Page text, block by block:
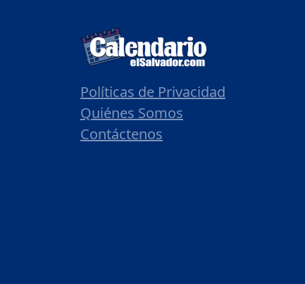
Políticas de Privacidad
Quiénes Somos
Contáctenos